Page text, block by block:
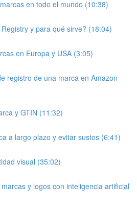
en todo el mundo (10:38)
y para qué sirve? (18:04)
en Europa y USA (3:05)
registro de una marca en Amazon
y GTIN (11:32)
a largo plazo y evitar sustos (6:41)
visual (35:02)
y logos con inteligencia artificial